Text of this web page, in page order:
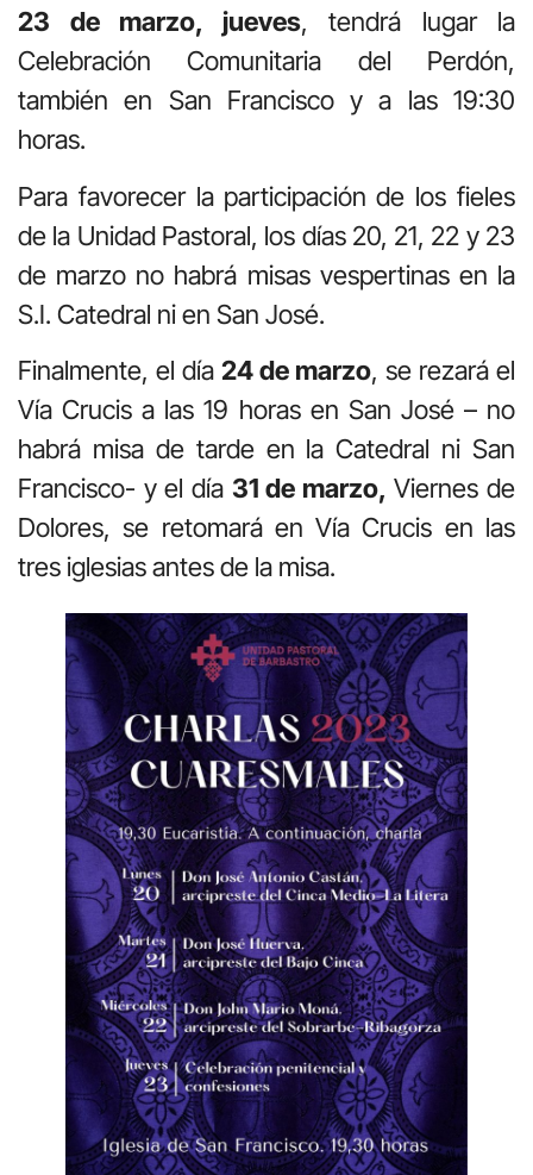
23 de marzo, jueves, tendrá lugar la
Celebración Comunitaria del Perdón,
también en San Francisco y a las 19:30
horas.
Para favorecer la participación de los fieles
de la Unidad Pastoral, los días 20, 21, 22 y 23
de marzo no habrá misas vespertinas en la
S.I. Catedral ni en San José.
Finalmente, el día 24 de marzo, se rezará el
Vía Crucis a las 19 horas en San José – no
habrá misa de tarde en la Catedral ni San
Francisco- y el día 31 de marzo, Viernes de
Dolores, se retomará en Vía Crucis en las
tres iglesias antes de la misa.